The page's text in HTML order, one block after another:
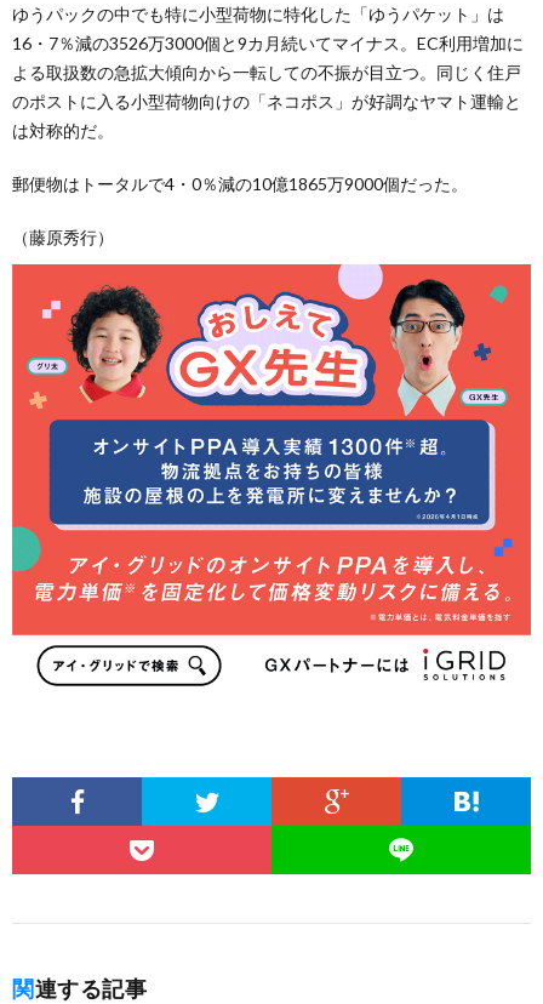
ゆうパックの中でも特に小型荷物に特化した「ゆうパケット」は
16・7％減の3526万3000個と9カ月続いてマイナス。EC利用増加に
よる取扱数の急拡大傾向から一転しての不振が目立つ。同じく住戸
のポストに入る小型荷物向けの「ネコポス」が好調なヤマト運輸と
は対称的だ。
郵便物はトータルで4・0％減の10億1865万9000個だった。
（藤原秀行）
関連する記事